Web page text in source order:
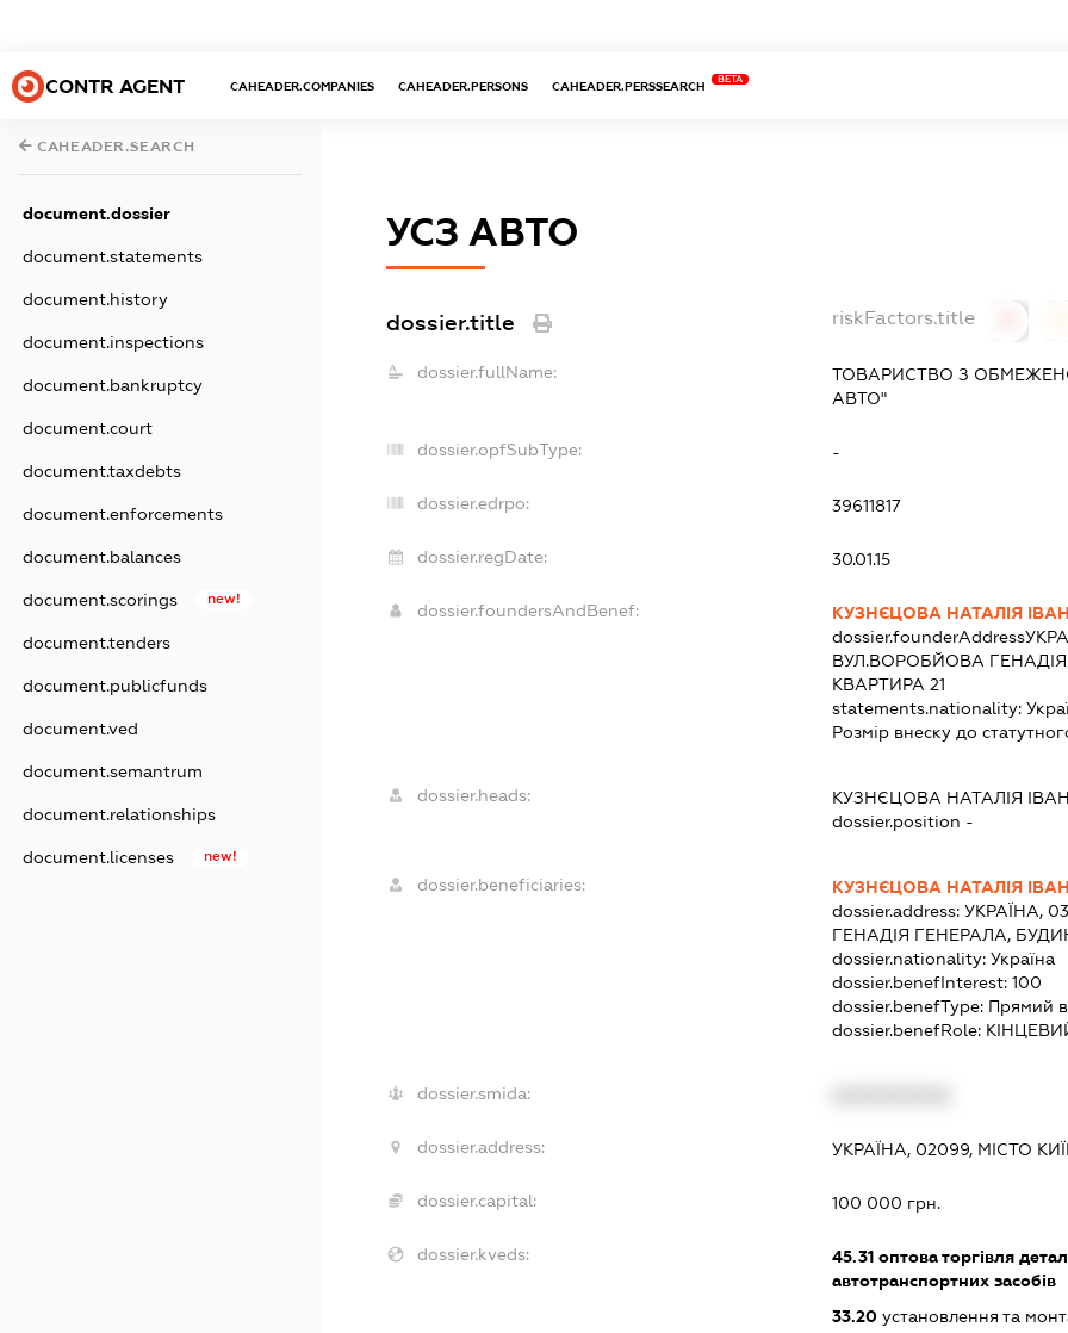
CONTR AGENT CAHEADER.COMPANIES CAHEADER.PERSONS CAHEADER.PERSSEARCH
BETA
CAHEADER.SEARCH
document.dossier
document.statements
document.history
document.inspections
document.bankruptcy
document.court
document.taxdebts
document.enforcements
document.balances
document.scorings new!
document.tenders
document.publicfunds
document.ved
document.semantrum
document.relationships
document.licenses new!
УСЗ АВТО
dossier.title riskFactors.title
dossier.fullName:
ТОВАРИСТВО З
АВТО"
dossier.opfSubType: -
dossier.edrpo: 39611817
dossier.regDate: 30.01.15
dossier.foundersAndBenef:
КУЗНЄЦОВА НАТАЛІЯ
dossier.founderAddress
ВУЛ.ВОРОБЙОВА
КВАРТИРА 21
statements.nationality:
Розмір внеску до
dossier.heads: КУЗНЄЦОВА НАТАЛІЯ
dossier.position -
dossier.beneficiaries:
КУЗНЄЦОВА НАТАЛІЯ
dossier.address: УКРАЇНА,
ГЕНАДІЯ ГЕНЕРАЛА,
dossier.nationality: Україна
dossier.benefInterest: 100
dossier.benefType: Прямий
dossier.benefRole:
dossier.smida:
dossier.address: УКРАЇНА, 02099, МІСТО
dossier.capital: 100 000 грн.
dossier.kveds: 45.31оптова торгівля
автотранспортних засобів
33.20установлення та